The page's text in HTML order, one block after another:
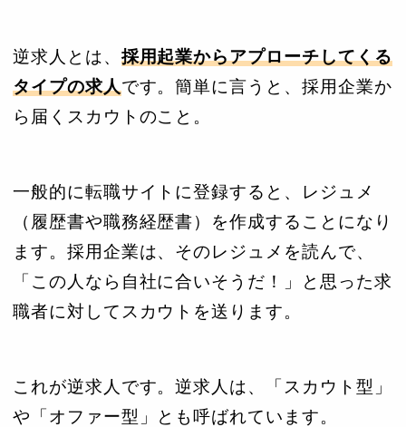
逆求人とは、 採用起業からアプローチしてくる
タイプの求人です。簡単に言うと、採用企業か
ら届くスカウトのこと。
一般的に転職サイトに登録すると、レジュメ
（履歴書や職務経歴書）を作成することになり
ます。採用企業は、そのレジュメを読んで、
「この人なら自社に合いそうだ！」と思った求
職者に対してスカウトを送ります。
これが逆求人です。逆求人は、「スカウト型」
や「オファー型」とも呼ばれています。